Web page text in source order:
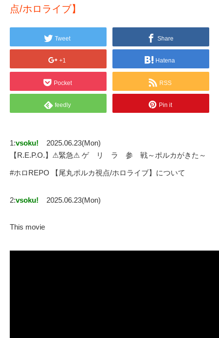
点/ホロライブ】
Tweet Share
+1 Hatena
Pocket RSS
feedly Pin it
1:vsoku!
2025.06.23(Mon)
【R.E.P.O.】⚠緊急⚠ ゲ リ ラ 参 戦～ポルカがきた～
#ホロREPO 【尾丸ポルカ視点/ホロライブ】について
2:vsoku! 2025.06.23(Mon)
This movie